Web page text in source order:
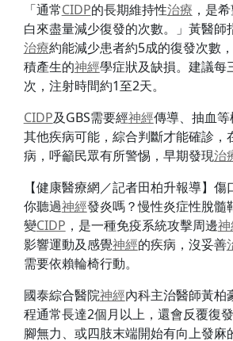
「通常CIDP的長期維持性治療 ，是
白來盡量減少復發的次數。」黃醫師
治療約能減少患者約5成的復發次數
積產生的神經學症狀及缺損。建議每
次，注射時間約1至2天。
CIDP及GBS需要經神經傳導、抽血
其他疾病可能，綜合判斷才能確診，
病，呼籲民眾有所警惕，早期發現治
【健康醫療網／記者田柏升報導】
你聽過神經發炎嗎？慢性炎症性脫髓
變CIDP ，是一種免疫系統攻擊周邊
影響運動及感覺神經的疾病，沒妥善
需要依賴輪椅行動。
國泰綜合醫院神經內科主治醫師黃柏
程通常長達2個月以上，還會反覆復
腳無力、或四肢末端開始有向上發麻